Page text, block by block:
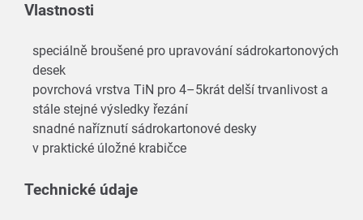
Vlastnosti
speciálně broušené pro upravování sádrokartonových
desek
povrchová vrstva TiN pro 4–5krát delší trvanlivost a
stále stejné výsledky řezání
snadné naříznutí sádrokartonové desky
v praktické úložné krabičce
Technické údaje